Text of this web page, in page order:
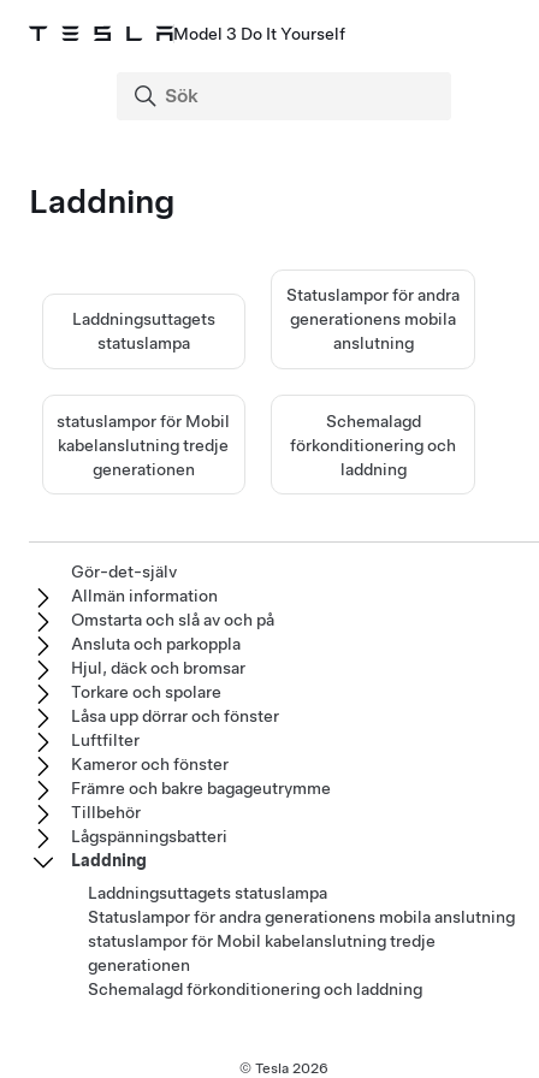
Model 3 Do It Yourself
Laddning
Laddningsuttagets
statuslampa
Statuslampor för andra
generationens mobila
anslutning
statuslampor för Mobil
kabelanslutning tredje
generationen
Schemalagd
förkonditionering och
laddning
Gör-det-själv
Allmän information
Omstarta och slå av och på
Ansluta och parkoppla
Hjul, däck och bromsar
Torkare och spolare
Låsa upp dörrar och fönster
Luftfilter
Kameror och fönster
Främre och bakre bagageutrymme
Tillbehör
Lågspänningsbatteri
Laddning
Laddningsuttagets statuslampa
Statuslampor för andra generationens mobila anslutning
statuslampor för Mobil kabelanslutning tredje
generationen
Schemalagd förkonditionering och laddning
© Tesla 2026